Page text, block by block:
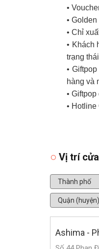
•
•
• Chỉ
• Khách
trạng
•
hàng và
•
• Hotline
Vị trí
Ashima -